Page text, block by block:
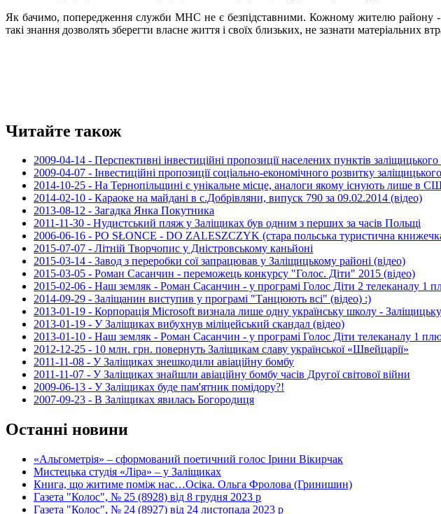
Як бачимо, попередження служби МНС не є безпідставними. Кожному жителю району -
такі знання дозволять зберегти власне життя і своїх близьких, не зазнати матеріальних
Читайте також
2009-04-14 - Перспективні інвестиційні пропозиції населених пунктів
2009-04-07 - Інвестиційні пропозиції соціально-економічного розвитку
2014-10-25 - На Тернопільщині є унікальне місце, аналоги якому існують лише в
2014-02-10 - Караоке на майдані в с.Добрівляни, випуск 790 за 09.02.2014 (відео)
2013-08-12 - Загадка Янка Покутника
2011-11-30 - Нудистський пляж у Заліщиках був одним з перших за часів Польщі
2006-06-16 - PO SŁONCE - DO ZALESZCZYK (стара польська туристична
2015-07-07 - Літній Творчопис у Дністровському каньйоні
2015-03-14 - Завод з переробки сої запрацював у Заліщицькому районі (відео)
2015-03-05 - Роман Сасанчин - переможець конкурсу "Голос. Діти" 2015 (відео)
2015-02-06 - Наш земляк - Роман Сасанчин - у програмі Голос Діти 2 телеканалу 1
2014-09-29 - Заліщанин виступив у програмі "Танцюють всі" (відео) :)
2013-01-19 - Корпорація Microsoft визнала лише одну українську школу -
2013-01-19 - У Заліщиках вибухнув міліцейський скандал (відео)
2013-01-10 - Наш земляк - Роман Сасанчин - у програмі Голос Діти телеканалу 1
2012-12-25 - 10 млн. грн. повернуть Заліщикам славу української «Швейцарії»
2011-11-08 - У Заліщиках знешкодили авіаційну бомбу
2011-11-07 - У Заліщиках знайшли авіаційну бомбу часів Другої світової війни
2009-06-13 - У Заліщиках буде пам'ятник помідору?!
2007-09-23 - В Заліщиках явилась Богородиця
Останні новини
«Альгометрія» – сформований поетичний голос Ірини Вікирчак
Мистецька студія «Ліра» – у Заліщиках
Книга, що житиме поміж нас…Осіка. Ольга Фролова (Гринишин)
Газета "Колос", № 25 (8928) від 8 грудня 2023 р
Газета "Колос", № 24 (8927) від 24 листопада 2023 р